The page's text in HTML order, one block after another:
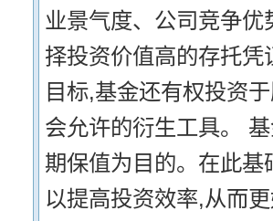
业景气度、公司竞争
择投资价值高的存托
目标,基金还有权投资
会允许的衍生工具。
期保值为目的。在此
以提高投资效率,从而